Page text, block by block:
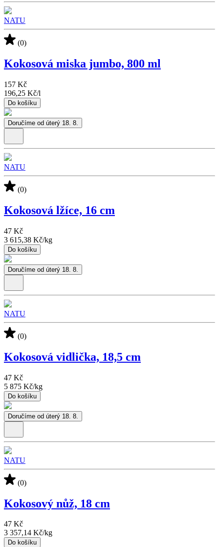
NATU
(0)
Kokosová miska jumbo, 800 ml
157 Kč
196,25 Kč/l
Do košíku
Doručíme od úterý 18. 8.
NATU
(0)
Kokosová lžíce, 16 cm
47 Kč
3 615,38 Kč/kg
Do košíku
Doručíme od úterý 18. 8.
NATU
(0)
Kokosová vidlička, 18,5 cm
47 Kč
5 875 Kč/kg
Do košíku
Doručíme od úterý 18. 8.
NATU
(0)
Kokosový nůž, 18 cm
47 Kč
3 357,14 Kč/kg
Do košíku